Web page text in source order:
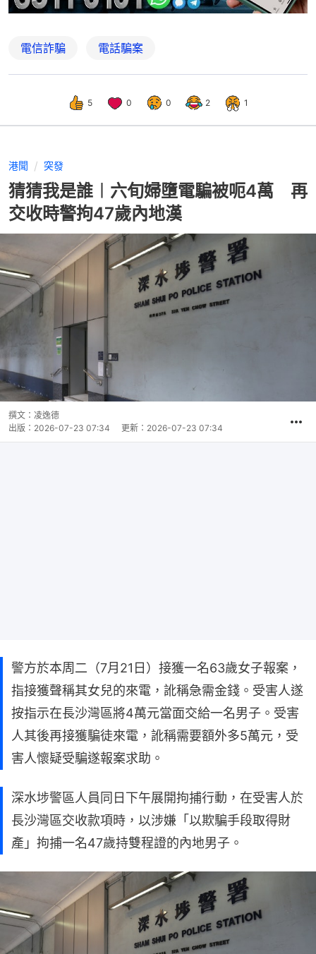
電信詐騙 電話騙案
5 0 0 2 1
港聞 突發
猜猜我是誰︱六旬婦墮電騙被呃4萬 再
交收時警拘47歲內地漢
撰文： 凌逸德
出版： 2026-07-23 07:34 更新： 2026-07-23 07:34
警方於本周二（7月21日）接獲一名63歲女子報案，
指接獲聲稱其女兒的來電，訛稱急需金錢。受害人遂
按指示在長沙灣區將4萬元當面交給一名男子。受害
人其後再接獲騙徒來電，訛稱需要額外多5萬元，受
害人懷疑受騙遂報案求助。
深水埗警區人員同日下午展開拘捕行動，在受害人於
長沙灣區交收款項時，以涉嫌「以欺騙手段取得財
產」拘捕一名47歲持雙程證的內地男子。